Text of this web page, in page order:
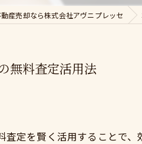
産売却なら株式会社アヴニプレッセ
無料査定活用法
定を賢く活用することで